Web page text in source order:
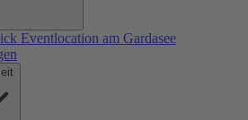
Eventlocation am Gardasee